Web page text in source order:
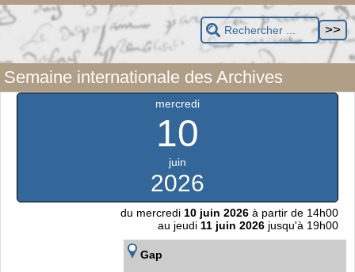
Semaine internationale des Archives
mercredi
10
juin
2026
du mercredi 10 juin 2026 à partir de 14h00
au jeudi 11 juin 2026 jusqu'à 19h00
Gap